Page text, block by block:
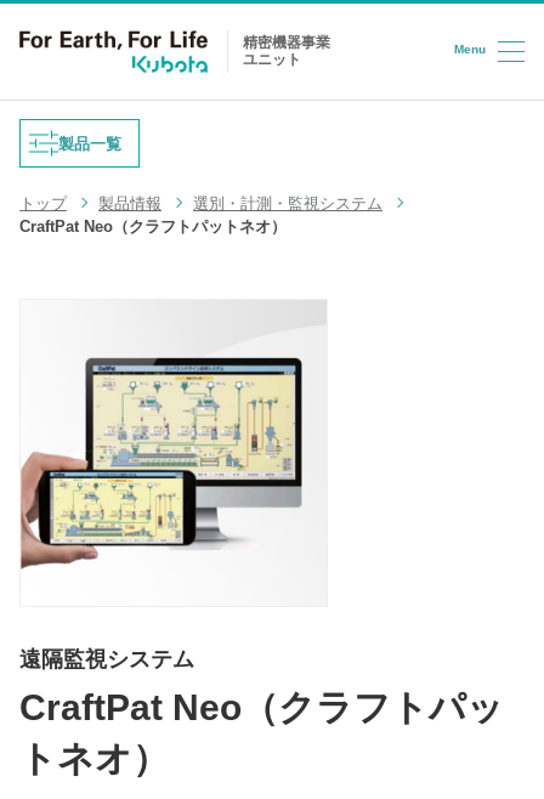
コンテンツへスキップ
精密機器事業
ユニット
Menu
製品一覧
重量式フィーダ
台はかり
LPG充填システム
ロードセル
半導体/HD検査装置
指示計
トラックスケール
吊りはかり
トップ 製品情報
選別・計測・監視システム
CraftPat Neo（クラフトパットネオ）
遠隔監視システム
CraftPat Neo（クラフトパッ
トネオ）